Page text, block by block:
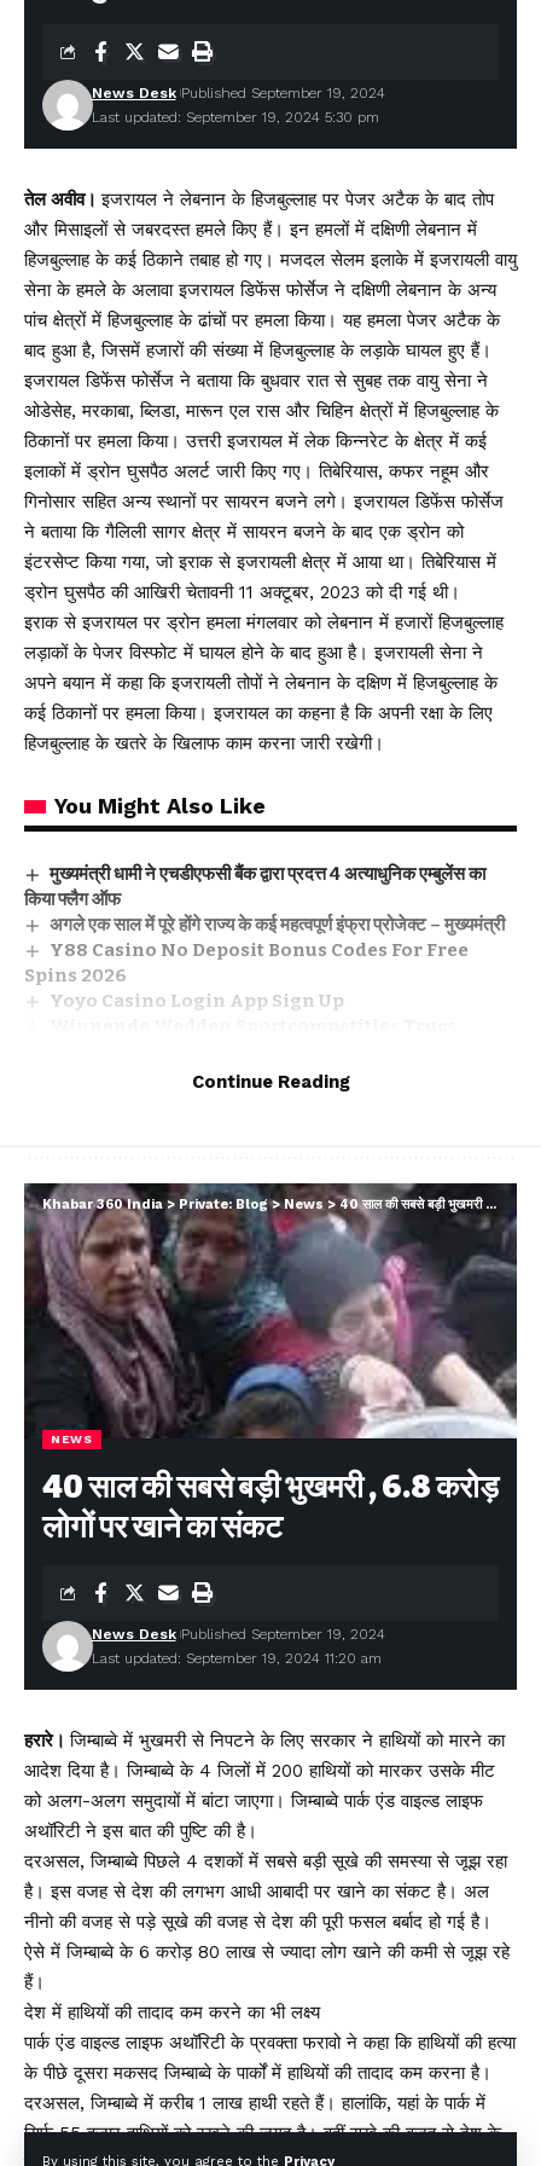
By using this site, you agree to the Privacy
Last updated: September 19, 2024 5:30 pm
News Desk Published September 19, 2024
तेल अवीव।इजरायल ने लेबनान के हिजबुल्लाह पर पेजर अटैक के बाद तोप
और मिसाइलों से जबरदस्त हमले किए हैं। इन हमलों में दक्षिणी लेबनान में
हिजबुल्लाह के कई ठिकाने तबाह हो गए। मजदल सेलम इलाके में इजरायली वायु
सेना के हमले के अलावा इजरायल डिफेंस फोर्सेज ने दक्षिणी लेबनान के अन्य
पांच क्षेत्रों में हिजबुल्लाह के ढांचों पर हमला किया। यह हमला पेजर अटैक के
बाद हुआ है, जिसमें हजारों की संख्या में हिजबुल्लाह के लड़ाके घायल हुए हैं।
इजरायल डिफेंस फोर्सेज ने बताया कि बुधवार रात से सुबह तक वायु सेना ने
ओडेसेह, मरकाबा, ब्लिडा, मारून एल रास और चिहिन क्षेत्रों में हिजबुल्लाह के
ठिकानों पर हमला किया। उत्तरी इजरायल में लेक किन्नरेट के क्षेत्र में कई
इलाकों में ड्रोन घुसपैठ अलर्ट जारी किए गए। तिबेरियास, कफर नहूम और
गिनोसार सहित अन्य स्थानों पर सायरन बजने लगे। इजरायल डिफेंस फोर्सेज
ने बताया कि गैलिली सागर क्षेत्र में सायरन बजने के बाद एक ड्रोन को
इंटरसेप्ट किया गया, जो इराक से इजरायली क्षेत्र में आया था। तिबेरियास में
ड्रोन घुसपैठ की आखिरी चेतावनी 11 अक्टूबर, 2023 को दी गई थी।
इराक से इजरायल पर ड्रोन हमला मंगलवार को लेबनान में हजारों हिजबुल्लाह
लड़ाकों के पेजर विस्फोट में घायल होने के बाद हुआ है। इजरायली सेना ने
अपने बयान में कहा कि इजरायली तोपों ने लेबनान के दक्षिण में हिजबुल्लाह के
कई ठिकानों पर हमला किया। इजरायल का कहना है कि अपनी रक्षा के लिए
हिजबुल्लाह के खतरे के खिलाफ काम करना जारी रखेगी।
You Might Also Like
मुख्यमंत्री धामी ने एचडीएफसी बैंक द्वारा प्रदत्त 4 अत्याधुनिक एम्बुलेंस का
किया फ्लैग ऑफ
अगले एक साल में पूरे होंगे राज्य के कई महत्वपूर्ण इंफ्रा प्रोजेक्ट – मुख्यमंत्री
Y88 Casino No Deposit Bonus Codes For Free
Spins 2026
Yoyo Casino Login App Sign Up
Leave a comment
Continue Reading
Khabar 360 India> Private: Blog>News >40 साल की सबसे बड़ी भुखमरी , 6.8 करोड़ लोगों पर खाने का संकट
NEWS
40 साल की सबसे बड़ी भुखमरी , 6.8 करोड़
लोगों पर खाने का संकट
Last updated: September 19, 2024 11:20 am
News Desk Published September 19, 2024
हरारे।जिम्बाब्वे में भुखमरी से निपटने के लिए सरकार ने हाथियों को मारने का
आदेश दिया है। जिम्बाब्वे के 4 जिलों में 200 हाथियों को मारकर उसके मीट
को अलग-अलग समुदायों में बांटा जाएगा। जिम्बाब्वे पार्क एंड वाइल्ड लाइफ
अथॉरिटी ने इस बात की पुष्टि की है।
दरअसल, जिम्बाब्वे पिछले 4 दशकों में सबसे बड़ी सूखे की समस्या से जूझ रहा
है। इस वजह से देश की लगभग आधी आबादी पर खाने का संकट है। अल
नीनो की वजह से पड़े सूखे की वजह से देश की पूरी फसल बर्बाद हो गई है।
ऐसे में जिम्बाब्वे के 6 करोड़ 80 लाख से ज्यादा लोग खाने की कमी से जूझ रहे
हैं।
देश में हाथियों की तादाद कम करने का भी लक्ष्य
पार्क एंड वाइल्ड लाइफ अथॉरिटी के प्रवक्ता फरावो ने कहा कि हाथियों की हत्या
के पीछे दूसरा मकसद जिम्बाब्वे के पार्कों में हाथियों की तादाद कम करना है।
दरअसल, जिम्बाब्वे में करीब 1 लाख हाथी रहते हैं। हालांकि, यहां के पार्क में
सिर्फ 55 हजार हाथियों को रखने की जगह है। वहीं सूखे की वजह से देश के